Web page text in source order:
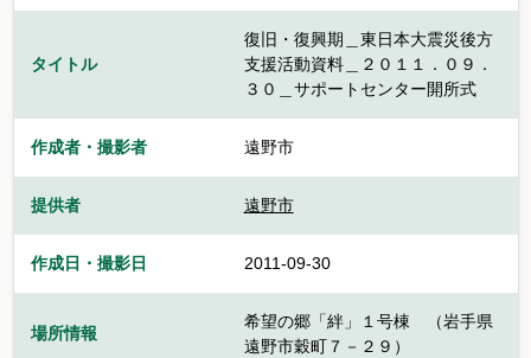
タイトル
復旧・復興期＿東日本大震災後方
支援活動資料＿２０１１．０９．
３０＿サポートセンター開所式
作成者・撮影者 遠野市
提供者 遠野市
作成日・撮影日 2011-09-30
場所情報
希望の郷「絆」１号棟 （岩手県
遠野市穀町７－２９）